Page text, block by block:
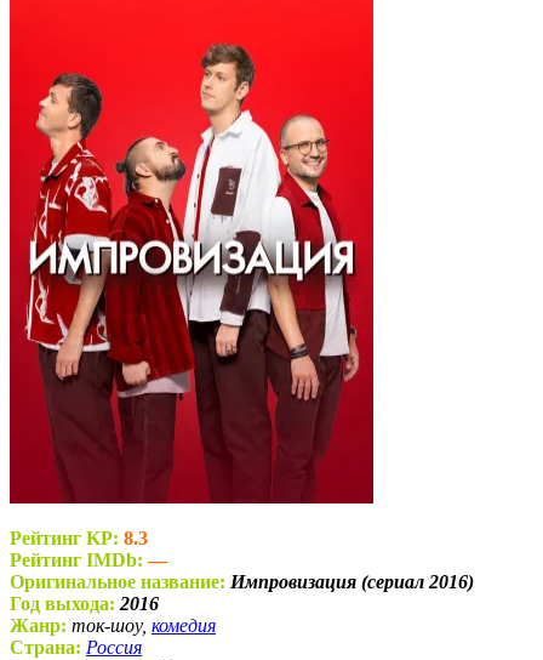
Рейтинг KP: 8.3
Рейтинг IMDb: —
Оригинальное название: Импровизация (сериал 2016)
Год выхода: 2016
Жанр: ток-шоу, комедия
Страна: Россия